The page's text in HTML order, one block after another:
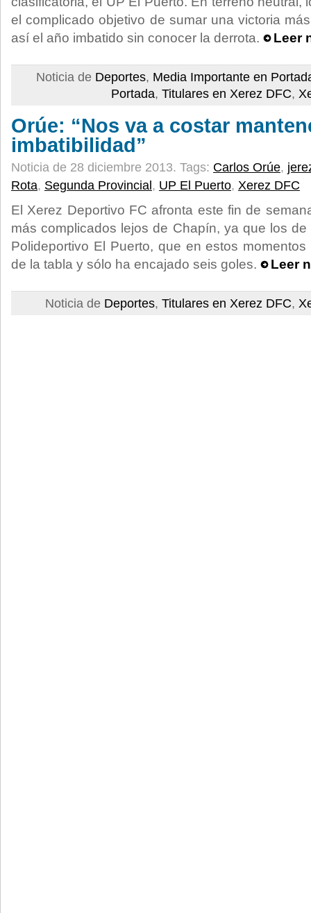
el complicado objetivo de sumar una victoria
así el año imbatido sin conocer la derrota.
Leer
Noticia de Deportes, Media Importante en
Portada, Titulares en Xerez DFC,
Orúe: “Nos va a costar
imbatibilidad”
Noticia de 28 diciembre 2013. Tags: Carlos Orúe,
Rota, Segunda Provincial , UP El Puerto, Xerez DFC
El Xerez Deportivo FC afronta este fin de
más complicados lejos de Chapín, ya que los
Polideportivo El Puerto, que en estos
de la tabla y sólo ha encajado seis goles.
Leer
Noticia de Deportes, Titulares en Xerez DFC,